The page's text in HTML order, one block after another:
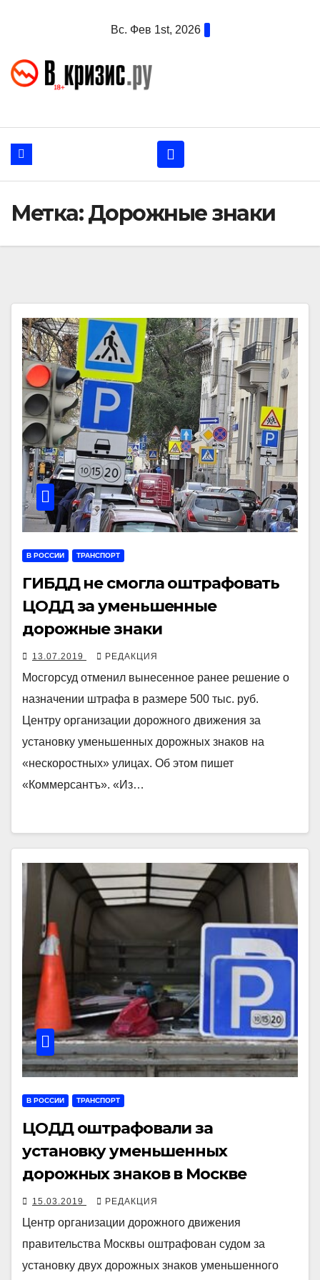
Вс. Фев 1st, 2026
Метка:Дорожные знаки
В РОССИИ ТРАНСПОРТ
ГИБДД не смогла оштрафовать
ЦОДД за уменьшенные
дорожные знаки
13.07.2019 РЕДАКЦИЯ
Мосгорсуд отменил вынесенное ранее решение о
назначении штрафа в размере 500 тыс. руб.
Центру организации дорожного движения за
установку уменьшенных дорожных знаков на
«нескоростных» улицах. Об этом пишет
«Коммерсантъ». «Из…
В РОССИИ ТРАНСПОРТ
ЦОДД оштрафовали за
установку уменьшенных
дорожных знаков в Москве
15.03.2019 РЕДАКЦИЯ
Центр организации дорожного движения
правительства Москвы оштрафован судом за
установку двух дорожных знаков уменьшенного